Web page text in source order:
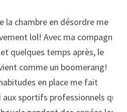
la chambre en désordre me
lol! Avec ma compagne
quelques temps après, le
comme un boomerang!
en place me fait
aux sportifs professionnels qui